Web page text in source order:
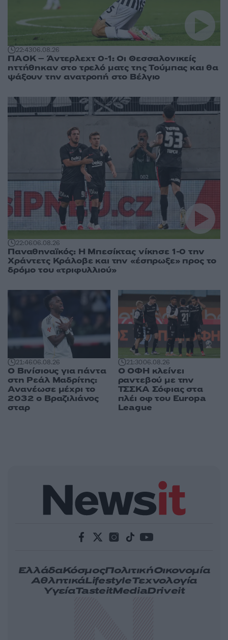
22:4306.08.26
ΠΑΟΚ – Άντερλεχτ 0-1: Οι Θεσσαλονικείς
ηττήθηκαν στο τρελό ματς της Τούμπας και θα
ψάξουν την ανατροπή στο Βέλγιο
22:0606.08.26
Παναθηναϊκός: Η Μπεσίκτας νίκησε 1-0 την
Χράντετς Κράλοβε και την «έσπρωξε» προς το
δρόμο του «τριφυλλιού»
21:4606.08.26
Ο Βινίσιους για πάντα
στη Ρεάλ Μαδρίτης:
Ανανέωσε μέχρι το
2032 ο Βραζιλιάνος
σταρ
21:3006.08.26
Ο ΟΦΗ κλείνει
ραντεβού με την
ΤΣΣΚΑ Σόφιας στα
πλέι οφ του Europa
League
ΕλλάδαΚόσμοςΠολιτικήΟικονομία
ΑθλητικάLifestyleΤεχνολογία
ΥγείαTasteitMediaDriveit